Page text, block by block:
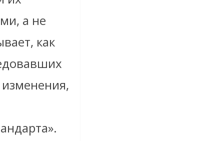
а не
как
изменения,